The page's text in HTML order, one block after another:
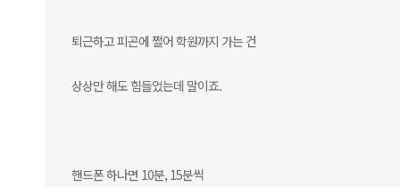
퇴근하고 피곤에 쩔어 학원까지 가는 건
상상만 해도 힘들었는데 말이죠.
핸드폰 하나면 10분, 15분씩